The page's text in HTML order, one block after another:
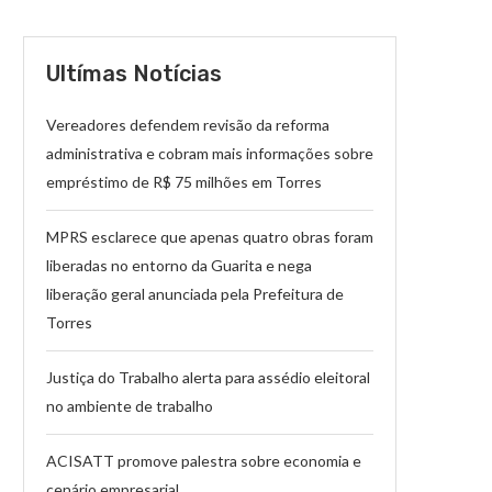
Ultímas Notícias
Vereadores defendem revisão da reforma
administrativa e cobram mais informações sobre
empréstimo de R$ 75 milhões em Torres
MPRS esclarece que apenas quatro obras foram
liberadas no entorno da Guarita e nega
liberação geral anunciada pela Prefeitura de
Torres
Justiça do Trabalho alerta para assédio eleitoral
no ambiente de trabalho
ACISATT promove palestra sobre economia e